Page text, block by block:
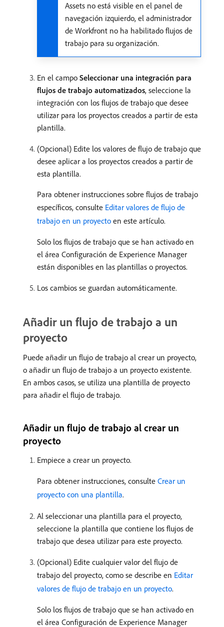
Assets no está visible en el panel de
navegación izquierdo, el administrador
de Workfront no ha habilitado flujos de
trabajo para su organización.
En el campo Seleccionar una integración para
flujos de trabajo automatizados, seleccione la
integración con los flujos de trabajo que desee
utilizar para los proyectos creados a partir de esta
plantilla.
(Opcional) Edite los valores de flujo de trabajo que
desee aplicar a los proyectos creados a partir de
esta plantilla.
Para obtener instrucciones sobre flujos de trabajo
específicos, consulte Editar valores de flujo de
trabajo en un proyecto en este artículo.
Solo los flujos de trabajo que se han activado en
el área Configuración de Experience Manager
están disponibles en las plantillas o proyectos.
Los cambios se guardan automáticamente.
Añadir un flujo de trabajo a un
proyecto
Puede añadir un flujo de trabajo al crear un proyecto,
o añadir un flujo de trabajo a un proyecto existente.
En ambos casos, se utiliza una plantilla de proyecto
para añadir el flujo de trabajo.
Añadir un flujo de trabajo al crear un
proyecto
Empiece a crear un proyecto.
Para obtener instrucciones, consulte Crear un
proyecto con una plantilla.
Al seleccionar una plantilla para el proyecto,
seleccione la plantilla que contiene los flujos de
trabajo que desea utilizar para este proyecto.
(Opcional) Edite cualquier valor del flujo de
trabajo del proyecto, como se describe en Editar
valores de flujo de trabajo en un proyecto.
Solo los flujos de trabajo que se han activado en
el área Configuración de Experience Manager